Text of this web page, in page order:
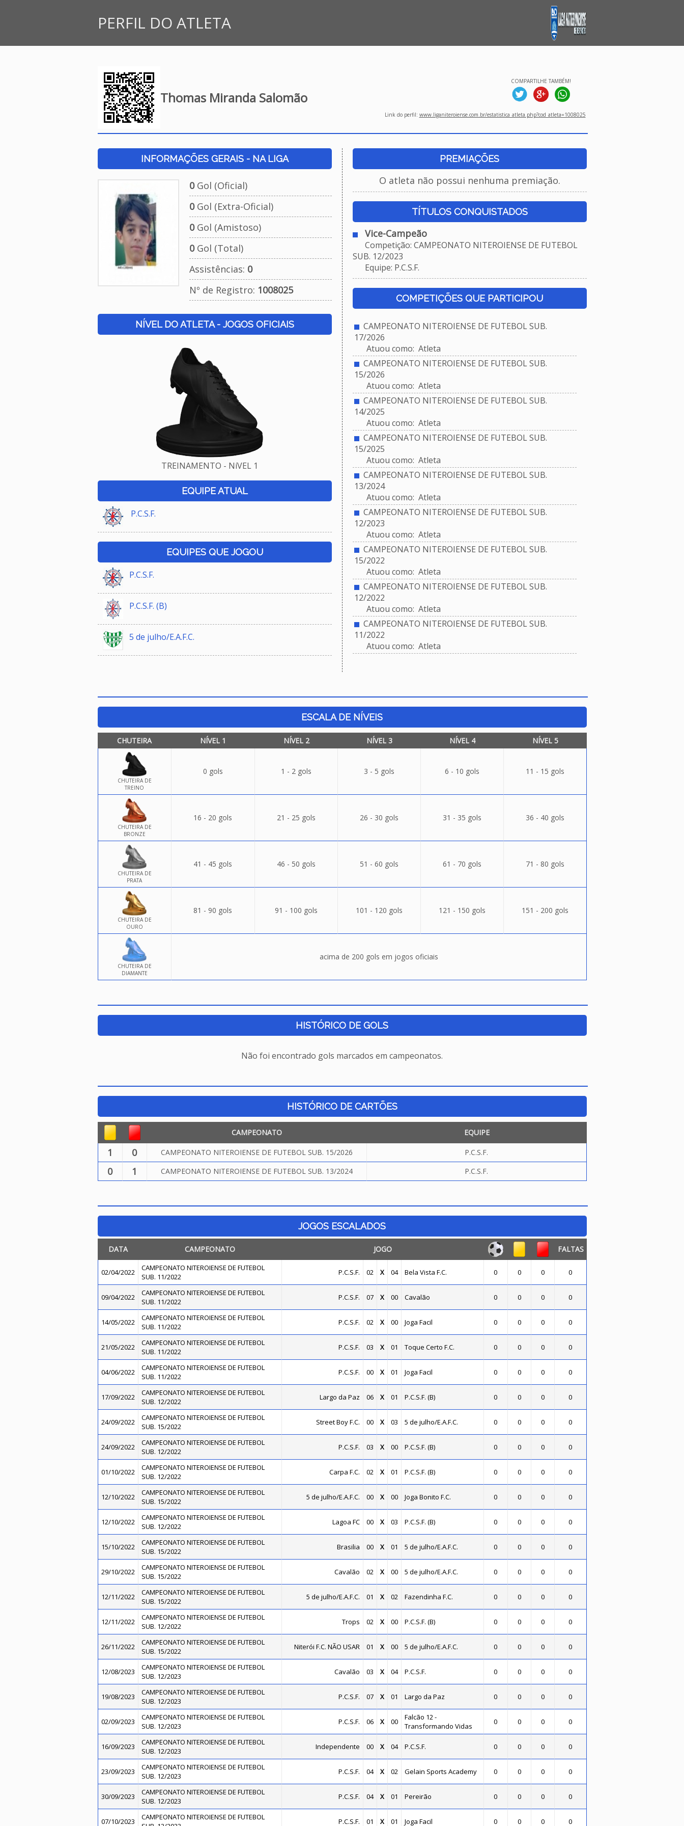
PERFIL DO ATLETA
Thomas Miranda Salomão
COMPARTILHE TAMBÉM!
Link do perfil: www.liganiteroiense.com.br/estatistica_atleta.php?cod_atleta=1008025
INFORMAÇÕES GERAIS - NA LIGA
0Gol (Oficial)
0Gol (Extra-Oficial)
0Gol (Amistoso)
0Gol (Total)
Assistências: 0
Nº de Registro: 1008025
NÍVEL DO ATLETA - JOGOS OFICIAIS
TREINAMENTO - NíVEL 1
EQUIPE ATUAL
P.C.S.F.
EQUIPES QUE JOGOU
P.C.S.F.
P.C.S.F. (B)
5 de julho/E.A.F.C.
PREMIAÇÕES
O atleta não possui nenhuma premiação.
TÍTULOS CONQUISTADOS
Vice-Campeão
Competição: CAMPEONATO NITEROIENSE DE FUTEBOL
SUB. 12/2023
Equipe: P.C.S.F.
COMPETIÇÕES QUE PARTICIPOU
CAMPEONATO NITEROIENSE DE FUTEBOL SUB.
17/2026
Atuou como: Atleta
CAMPEONATO NITEROIENSE DE FUTEBOL SUB.
15/2026
Atuou como: Atleta
CAMPEONATO NITEROIENSE DE FUTEBOL SUB.
14/2025
Atuou como: Atleta
CAMPEONATO NITEROIENSE DE FUTEBOL SUB.
15/2025
Atuou como: Atleta
CAMPEONATO NITEROIENSE DE FUTEBOL SUB.
13/2024
Atuou como: Atleta
CAMPEONATO NITEROIENSE DE FUTEBOL SUB.
12/2023
Atuou como: Atleta
CAMPEONATO NITEROIENSE DE FUTEBOL SUB.
15/2022
Atuou como: Atleta
CAMPEONATO NITEROIENSE DE FUTEBOL SUB.
12/2022
Atuou como: Atleta
CAMPEONATO NITEROIENSE DE FUTEBOL SUB.
11/2022
Atuou como: Atleta
ESCALA DE NÍVEIS
CHUTEIRA NÍVEL 1 NÍVEL 2 NÍVEL 3 NÍVEL 4 NÍVEL 5
CHUTEIRA DE
TREINO
0 gols 1 - 2 gols 3 - 5 gols 6 - 10 gols 11 - 15 gols
CHUTEIRA DE
BRONZE
16 - 20 gols 21 - 25 gols 26 - 30 gols 31 - 35 gols 36 - 40 gols
CHUTEIRA DE
PRATA
41 - 45 gols 46 - 50 gols 51 - 60 gols 61 - 70 gols 71 - 80 gols
CHUTEIRA DE
OURO
81 - 90 gols 91 - 100 gols 101 - 120 gols 121 - 150 gols 151 - 200 gols
CHUTEIRA DE
DIAMANTE
acima de 200 gols em jogos oficiais
HISTÓRICO DE GOLS
Não foi encontrado gols marcados em campeonatos.
HISTÓRICO DE CARTÕES
CAMPEONATO EQUIPE
1 0 CAMPEONATO NITEROIENSE DE FUTEBOL SUB. 15/2026 P.C.S.F.
0 1 CAMPEONATO NITEROIENSE DE FUTEBOL SUB. 13/2024 P.C.S.F.
JOGOS ESCALADOS
DATA CAMPEONATO JOGO FALTAS
02/04/2022
CAMPEONATO NITEROIENSE DE FUTEBOL
SUB. 11/2022
P.C.S.F. 02 X 04 Bela Vista F.C. 0 0 0 0
09/04/2022
CAMPEONATO NITEROIENSE DE FUTEBOL
SUB. 11/2022
P.C.S.F. 07 X 00 Cavalão 0 0 0 0
14/05/2022
CAMPEONATO NITEROIENSE DE FUTEBOL
SUB. 11/2022
P.C.S.F. 02 X 00 Joga Facil 0 0 0 0
21/05/2022
CAMPEONATO NITEROIENSE DE FUTEBOL
SUB. 11/2022
P.C.S.F. 03 X 01 Toque Certo F.C. 0 0 0 0
04/06/2022
CAMPEONATO NITEROIENSE DE FUTEBOL
SUB. 11/2022
P.C.S.F. 00 X 01 Joga Facil 0 0 0 0
17/09/2022
CAMPEONATO NITEROIENSE DE FUTEBOL
SUB. 12/2022
Largo da Paz 06 X 01 P.C.S.F. (B) 0 0 0 0
24/09/2022
CAMPEONATO NITEROIENSE DE FUTEBOL
SUB. 15/2022
Street Boy F.C. 00 X 03 5 de julho/E.A.F.C. 0 0 0 0
24/09/2022
CAMPEONATO NITEROIENSE DE FUTEBOL
SUB. 12/2022
P.C.S.F. 03 X 00 P.C.S.F. (B) 0 0 0 0
01/10/2022
CAMPEONATO NITEROIENSE DE FUTEBOL
SUB. 12/2022
Carpa F.C. 02 X 01 P.C.S.F. (B) 0 0 0 0
12/10/2022
CAMPEONATO NITEROIENSE DE FUTEBOL
SUB. 15/2022
5 de julho/E.A.F.C. 00 X 00 Joga Bonito F.C. 0 0 0 0
12/10/2022
CAMPEONATO NITEROIENSE DE FUTEBOL
SUB. 12/2022
Lagoa FC 00 X 03 P.C.S.F. (B) 0 0 0 0
15/10/2022
CAMPEONATO NITEROIENSE DE FUTEBOL
SUB. 15/2022
Brasilia 00 X 01 5 de julho/E.A.F.C. 0 0 0 0
29/10/2022
CAMPEONATO NITEROIENSE DE FUTEBOL
SUB. 15/2022
Cavalão 02 X 00 5 de julho/E.A.F.C. 0 0 0 0
12/11/2022
CAMPEONATO NITEROIENSE DE FUTEBOL
SUB. 15/2022
5 de julho/E.A.F.C. 01 X 02 Fazendinha F.C. 0 0 0 0
12/11/2022
CAMPEONATO NITEROIENSE DE FUTEBOL
SUB. 12/2022
Trops 02 X 00 P.C.S.F. (B) 0 0 0 0
26/11/2022
CAMPEONATO NITEROIENSE DE FUTEBOL
SUB. 15/2022
Niterói F.C. NÃO USAR 01 X 00 5 de julho/E.A.F.C. 0 0 0 0
12/08/2023
CAMPEONATO NITEROIENSE DE FUTEBOL
SUB. 12/2023
Cavalão 03 X 04 P.C.S.F. 0 0 0 0
19/08/2023
CAMPEONATO NITEROIENSE DE FUTEBOL
SUB. 12/2023
P.C.S.F. 07 X 01 Largo da Paz 0 0 0 0
02/09/2023
CAMPEONATO NITEROIENSE DE FUTEBOL
SUB. 12/2023
P.C.S.F. 06 X 00
Falcão 12 -
Transformando Vidas
0 0 0 0
16/09/2023
CAMPEONATO NITEROIENSE DE FUTEBOL
SUB. 12/2023
Independente 00 X 04 P.C.S.F. 0 0 0 0
23/09/2023
CAMPEONATO NITEROIENSE DE FUTEBOL
SUB. 12/2023
P.C.S.F. 04 X 02 Gelain Sports Academy 0 0 0 0
30/09/2023
CAMPEONATO NITEROIENSE DE FUTEBOL
SUB. 12/2023
P.C.S.F. 04 X 01 Pereirão 0 0 0 0
07/10/2023
CAMPEONATO NITEROIENSE DE FUTEBOL
P.C.S.F. 01 X 01 Joga Facil 0 0 0 0